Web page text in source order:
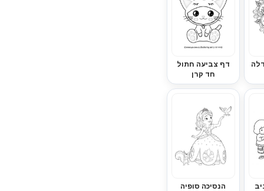
דף צביעה חתול
חד קרן
הנסיכה סופיה